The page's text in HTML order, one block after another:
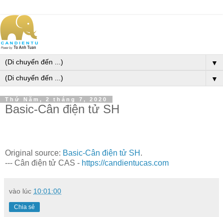
▼
▼
Thứ Năm, 2 tháng 7, 2020
Basic-Cân điện tử SH
Original source: Basic-Cân điện tử SH .
--- Cân điện tử CAS - https://candientucas.com
vào lúc 10:01:00
Chia sẻ